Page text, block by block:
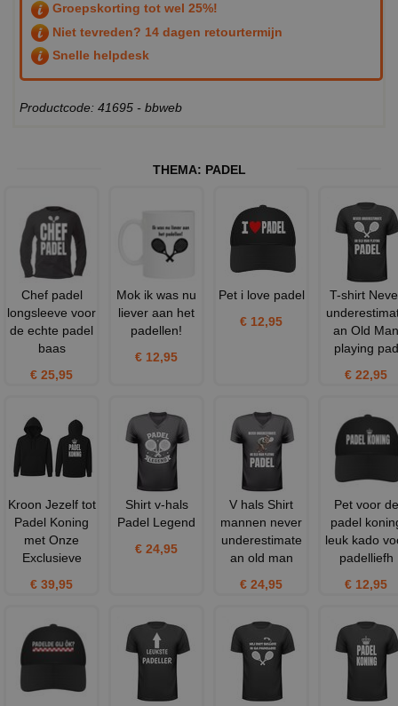
Groepskorting tot wel 25%!
Niet tevreden? 14 dagen retourtermijn
Snelle helpdesk
Productcode: 41695 - bbweb
THEMA: PADEL
Chef padel
longsleeve voor
de echte padel
baas
€ 25,95
Mok ik was nu
liever aan het
padellen!
€ 12,95
Pet i love padel
€ 12,95
T-shirt
an Old Man
playing pad
€ 22,95
Kroon Jezelf tot
Padel Koning
met Onze
Exclusieve
€ 39,95
Shirt v-hals
Padel Legend
€ 24,95
V hals Shirt
mannen never
underestimate
an old man
€ 24,95
Pet voor de
padel
leuk kado
padelliefh
€ 12,95